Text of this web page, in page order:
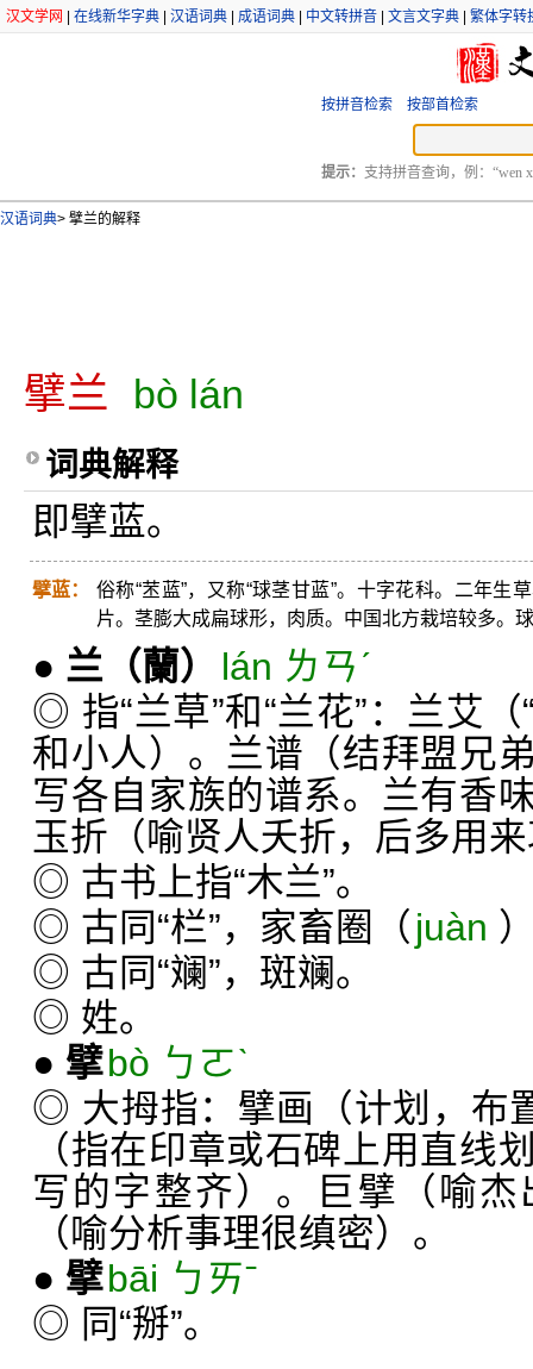
汉文学网 在线新华字典 汉语词典 成语词典 中文转拼音 文言文字典 繁体字转
按拼音检索 按部首检索
提示： 支持拼音查询，例：“wen
汉语词典> 擘兰的解释
擘兰 bò lán
词典解释
即擘蓝。
擘蓝：
俗称“苤蓝”，又称“球茎甘蓝”。十字花科。二年
片。茎膨大成扁球形，肉质。中国北方栽培较多。
● 兰 （蘭）
lán ㄌㄢˊ
◎ 指“兰草”和“兰花”：兰艾（
和小人）。兰谱（结拜盟兄
写各自家族的谱系。兰有香
玉折（喻贤人夭折，后多用
◎ 古书上指“木兰”。
◎ 古同“栏”，家畜圈（ juàn
◎ 古同“斓”，斑斓。
◎ 姓。
● 擘bò ㄅㄛˋ
◎ 大拇指：擘画（计划，布
（指在印章或石碑上用直线
写的字整齐）。巨擘（喻
（喻分析事理很缜密）。
● 擘bāi ㄅㄞˉ
◎ 同“掰”。